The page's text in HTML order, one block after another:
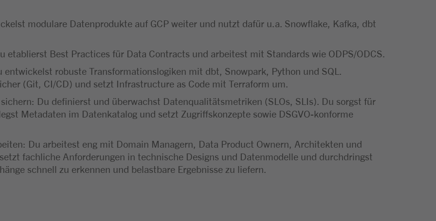
modulare Datenprodukte auf GCP weiter und nutzt dafür u.a. Snowflake, Kafka, dbt
Best Practices für Data Contracts und arbeitest mit Standards wie ODPS/ODCS.
robuste Transformationslogiken mit dbt, Snowpark, Python und SQL.
(Git, CI/CD) und setzt Infrastructure as Code mit Terraform um.
Du definierst und überwachst Datenqualitätsmetriken (SLOs, SLIs). Du sorgst für
Metadaten im Datenkatalog und setzt Zugriffskonzepte sowie DSGVO-konforme
Du arbeitest eng mit Domain Managern, Data Product Ownern, Architekten und
fachliche Anforderungen in technische Designs und Datenmodelle und durchdringst
schnell zu erkennen und belastbare Ergebnisse zu liefern.